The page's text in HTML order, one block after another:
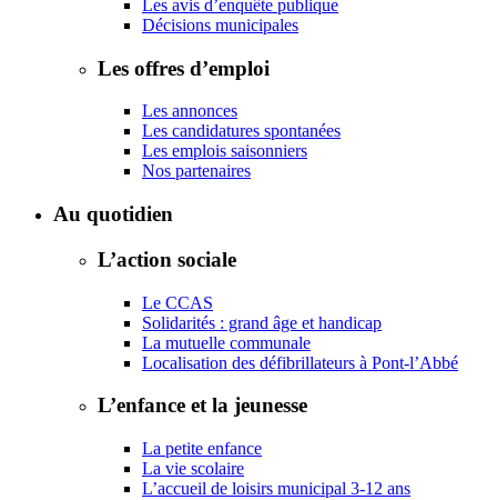
Les avis d’enquête publique
Décisions municipales
Les offres d’emploi
Les annonces
Les candidatures spontanées
Les emplois saisonniers
Nos partenaires
Au quotidien
L’action sociale
Le CCAS
Solidarités : grand âge et handicap
La mutuelle communale
Localisation des défibrillateurs à Pont-l’Abbé
L’enfance et la jeunesse
La petite enfance
La vie scolaire
L’accueil de loisirs municipal 3-12 ans